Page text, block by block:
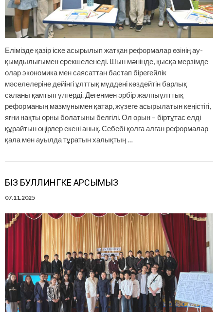
Елімізде қазір іске асырылып жатқан реформалар өзінің ау­
қым­­дылығымен ерекшеленеді. Шын мәнінде, қысқа мерзімде
олар экономика мен саясаттан бастап бірегейлік
мәселелеріне дейінгі ұлттық мүддені көздейтін барлық
саланы қамтып үлгерді. Деген­мен әрбір жалпыұлттық
реформаның мазмұнымен қатар, жүзеге асы­рылатын кеңістігі,
яғни нақты орны болатыны белгілі. Ол орын – бір­тұтас елді
құрайтын өңірлер екені анық. Себебі қолға алған реформалар
қала мен ауылда тұратын халықтың …
БІЗ БУЛЛИНГКЕ ҚАРСЫМЫЗ
07.11.2025